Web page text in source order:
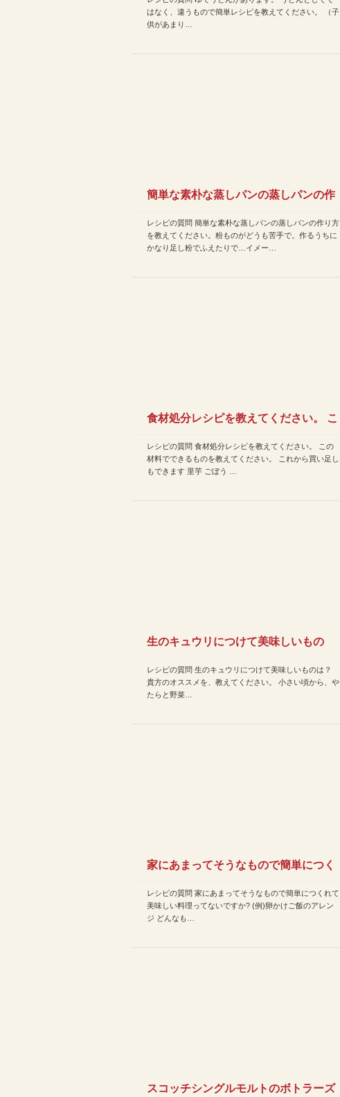
ではなく、違うもので簡…
はなく、違うもので簡単レシピを教えてください。 （子
供があまり…
簡単な素朴な蒸しパンの蒸しパンの作
り方を教えてください。粉も…
レシピの質問 簡単な素朴な蒸しパンの蒸しパンの作り方
を教えてください。粉ものがどうも苦手で。作るうちに
かなり足し粉でふえたりで…イメー…
食材処分レシピを教えてください。 こ
の材料でできるものを教…
レシピの質問 食材処分レシピを教えてください。 この
材料でできるものを教えてください。 これから買い足し
もできます 里芋 ごぼう …
生のキュウリにつけて美味しいもの
は？ 貴方のオススメを、教え…
レシピの質問 生のキュウリにつけて美味しいものは？
貴方のオススメを、教えてください。 小さい頃から、や
たらと野菜…
家にあまってそうなもので簡単につく
れて美味しい料理ってないで…
レシピの質問 家にあまってそうなもので簡単につくれて
美味しい料理ってないですか? (例)卵かけご飯のアレン
ジ どんなも…
スコッチシングルモルトのボトラーズ